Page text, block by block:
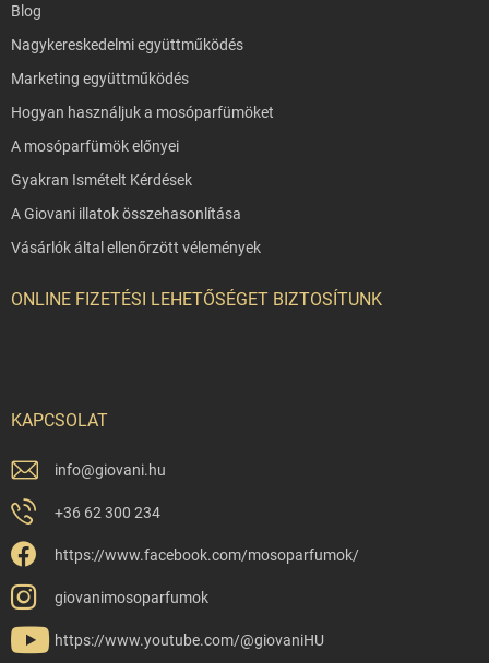
Blog
Nagykereskedelmi együttműködés
Marketing együttműködés
Hogyan használjuk a mosóparfümöket
A mosóparfümök előnyei
Gyakran Ismételt Kérdések
A Giovani illatok összehasonlítása
Vásárlók által ellenőrzött vélemények
ONLINE FIZETÉSI LEHETŐSÉGET BIZTOSÍTUNK
KAPCSOLAT
info@giovani.hu
+36 62 300 234
https://www.facebook.com/mosoparfumok/
giovanimosoparfumok
https://www.youtube.com/@giovaniHU